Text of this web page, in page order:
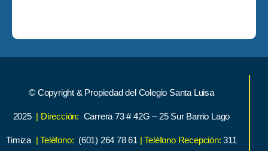
© Copyright & Propiedad del Colegio Santa Luisa
2025 | Dirección: Carrera 73 # 42G – 25 Sur Barrio Lago
Timiza | Teléfono: (601) 264 78 61 | Teléfono Recepción: 311